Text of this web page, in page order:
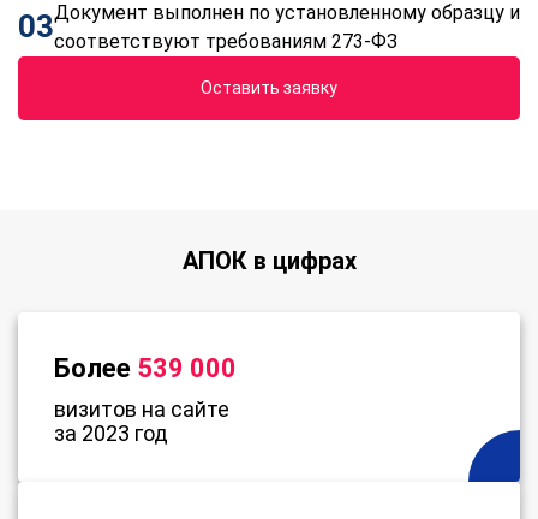
03Документ выполнен по установленному образцу и
соответствуют требованиям 273-ФЗ
Оставить заявку
АПОК в цифрах
Более 539 000
визитов на сайте
за 2023 год